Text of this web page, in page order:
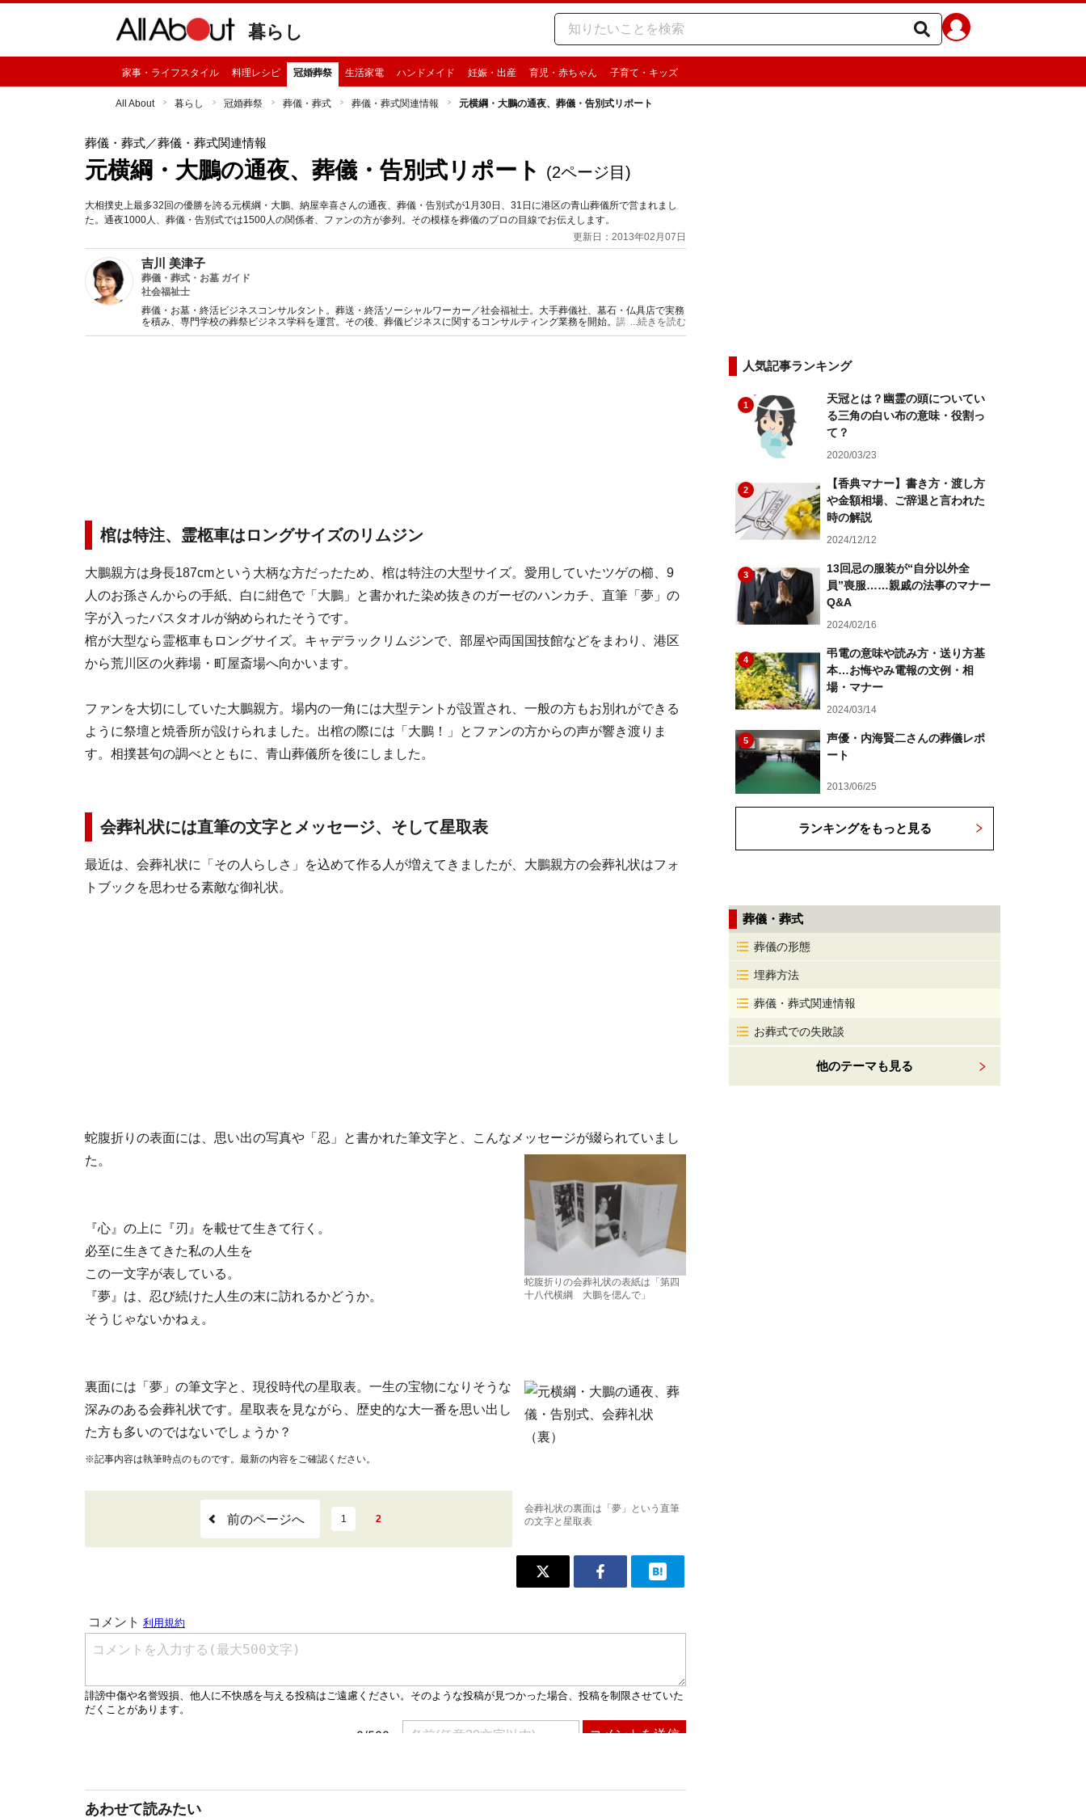
暮らし
家事・ライフスタイル 料理レシピ 冠婚葬祭 生活家電 ハンドメイド 妊娠・出産 育児・赤ちゃん 子育て・キッズ
All About 暮らし 冠婚葬祭 葬儀・葬式 葬儀・葬式関連情報 元横綱・大鵬の通夜、葬儀・告別式リポート
葬儀・葬式／葬儀・葬式関連情報
元横綱・大鵬の通夜、葬儀・告別式リポート (2ページ目)
大相撲史上最多32回の優勝を誇る元横綱・大鵬、納屋幸喜さんの通夜、葬儀・告別式が1月30日、31日に港区の青山葬儀所で営まれまし
た。通夜1000人、葬儀・告別式では1500人の関係者、ファンの方が参列。その模様を葬儀のプロの目線でお伝えします。
更新日：2013年02月07日
吉川 美津子
葬儀・葬式・お墓 ガイド
社会福祉士
葬儀・お墓・終活ビジネスコンサルタント。葬送・終活ソーシャルワーカー／社会福祉士。大手葬儀社、墓石・仏具店で実務
を積み、専門学校の葬祭ビジネス学科を運営。その後、葬儀ビジネスに関するコンサルティング業務を開始。講演は「終活」
「葬儀」「お墓」関連年間50本以上。メディア掲載・出演実績は５００本以上。
...続きを読む
棺は特注、霊柩車はロングサイズのリムジン
大鵬親方は身長187cmという大柄な方だったため、棺は特注の大型サイズ。愛用していたツゲの櫛、9
人のお孫さんからの手紙、白に紺色で「大鵬」と書かれた染め抜きのガーゼのハンカチ、直筆「夢」の
字が入ったバスタオルが納められたそうです。
棺が大型なら霊柩車もロングサイズ。キャデラックリムジンで、部屋や両国国技館などをまわり、港区
から荒川区の火葬場・町屋斎場へ向かいます。
ファンを大切にしていた大鵬親方。場内の一角には大型テントが設置され、一般の方もお別れができる
ように祭壇と焼香所が設けられました。出棺の際には「大鵬！」とファンの方からの声が響き渡りま
す。相撲甚句の調べとともに、青山葬儀所を後にしました。
会葬礼状には直筆の文字とメッセージ、そして星取表
最近は、会葬礼状に「その人らしさ」を込めて作る人が増えてきましたが、大鵬親方の会葬礼状はフォ
トブックを思わせる素敵な御礼状。
蛇腹折りの表面には、思い出の写真や「忍」と書かれた筆文字と、こんなメッセージが綴られていまし
た。
蛇腹折りの会葬礼状の表紙は「第四
十八代横綱 大鵬を偲んで」
『心』の上に『刃』を載せて生きて行く。
必至に生きてきた私の人生を
この一文字が表している。
『夢』は、忍び続けた人生の末に訪れるかどうか。
そうじゃないかねぇ。
会葬礼状の裏面は「夢」という直筆
の文字と星取表
裏面には「夢」の筆文字と、現役時代の星取表。一生の宝物になりそうな
深みのある会葬礼状です。星取表を見ながら、歴史的な大一番を思い出し
た方も多いのではないでしょうか？
※記事内容は執筆時点のものです。最新の内容をご確認ください。
前のページへ 1 2
あわせて読みたい
人気記事ランキング
1
天冠とは？幽霊の頭についてい
る三角の白い布の意味・役割っ
て？
2020/03/23
2
【香典マナー】書き方・渡し方
や金額相場、ご辞退と言われた
時の解説
2024/12/12
3
13回忌の服装が“自分以外全
員”喪服……親戚の法事のマナー
Q&A
2024/02/16
4
弔電の意味や読み方・送り方基
本…お悔やみ電報の文例・相
場・マナー
2024/03/14
5
声優・内海賢二さんの葬儀レポ
ート
2013/06/25
ランキングをもっと見る
葬儀・葬式
葬儀の形態
埋葬方法
葬儀・葬式関連情報
お葬式での失敗談
他のテーマも見る